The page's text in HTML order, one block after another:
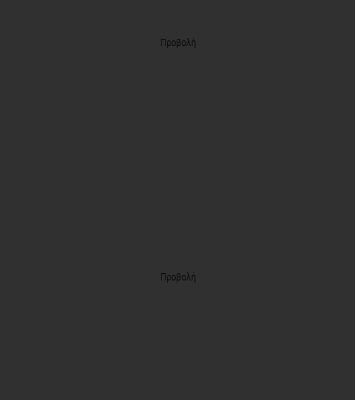
Προβολή
Προβολή